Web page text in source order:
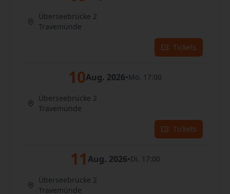
Überseebrücke 2
Travemünde
Tickets
10Aug. 2026•Mo. 17:00
Überseebrücke 2
Travemünde
Tickets
11 Aug. 2026•Di. 17:00
Überseebrücke 2
Travemünde